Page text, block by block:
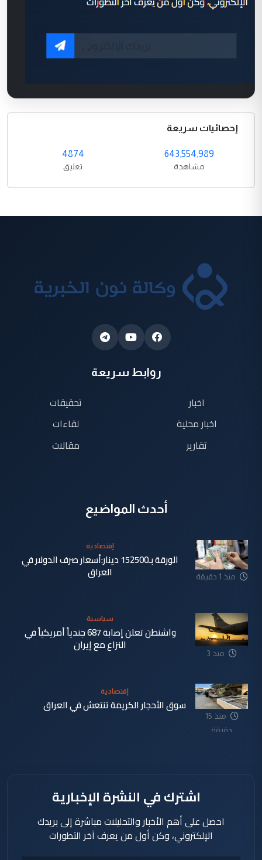
إحصائيات سريعة
643,554,989
مشاهدة
4874
تعليق
روابط سريعة
اخبار
اخبار محلية
تقارير
تحقيقات
لقاءات
مقالات
أحدث المواضيع
منذ 1 دقيقة
إقتصادية
الورقة بـ152500 دينار:أسعار صرف الدولار في
العراق
منذ 3
سياسية
واشنطن تعلن إصابة 687 جندياً أمريكياً في
النزاع مع إيران
منذ 15
دقيقة
إقتصادية
سوق الأحجار الكريمة تنتعش في العراق
اشترك في النشرة الإخبارية
احصل على أهم الأخبار والتحليلات مباشرة إلى بريدك
الإلكتروني، وكن أول من يعرف آخر التطورات